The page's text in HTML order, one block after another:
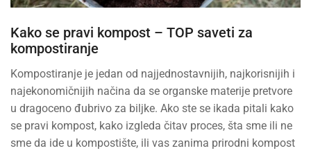
Kako se pravi kompost – TOP saveti za
kompostiranje
Kompostiranje je jedan od najjednostavnijih, najkorisnijih i
najekonomičnijih načina da se organske materije pretvore
u dragoceno đubrivo za biljke. Ako ste se ikada pitali kako
se pravi kompost, kako izgleda čitav proces, šta sme ili ne
sme da ide u kompostište, ili vas zanima prirodni kompost